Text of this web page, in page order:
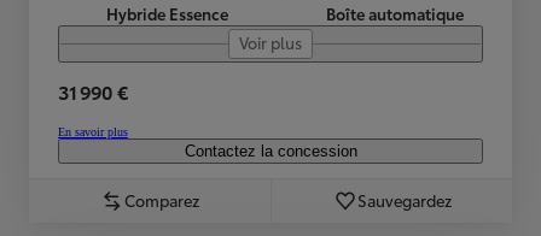
Hybride Essence
Boîte automatique
Voir plus
31 990 €
En savoir plus
Contactez la concession
Comparez Sauvegardez